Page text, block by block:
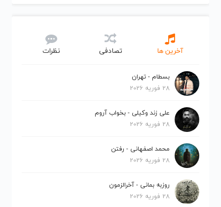
آخرین ها تصادفی نظرات
بسطام - تهران
28 فوریه 2026
علی زند وکیلی - بخواب آروم
28 فوریه 2026
محمد اصفهانی - رفتن
28 فوریه 2026
روزبه بمانی - آخرالزمون
28 فوریه 2026